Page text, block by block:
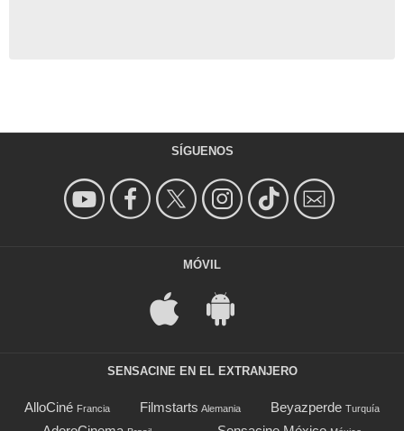
SÍGUENOS
MÓVIL
SENSACINE EN EL EXTRANJERO
AlloCiné Francia Filmstarts Alemania Beyazperde Turquía